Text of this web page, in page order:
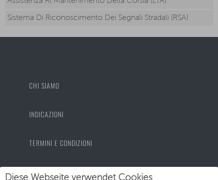
Sistema Di Riconoscimento Dei Segnali Stradali (RSA)
CHI SIAMO
INDICAZIONI
TERMINI E CONDIZIONI
PROTEZIONE DEI DATI
Diese Webseite verwendet Cookies